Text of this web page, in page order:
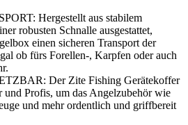
Hergestellt aus stabilem
robusten Schnalle ausgestattet,
einen sicheren Transport der
ob fürs Forellen-, Karpfen oder auch
Der Zite Fishing Gerätekoffer
und Profis, um das Angelzubehör wie
und mehr ordentlich und griffbereit